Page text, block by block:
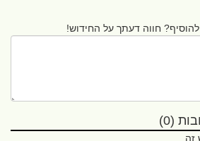
חווה דעתך על החידוש!
(0)